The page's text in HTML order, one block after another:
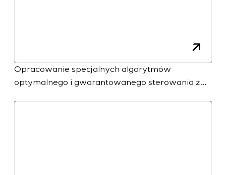
Opracowanie specjalnych algorytmów
optymalnego i gwarantowanego sterowania z